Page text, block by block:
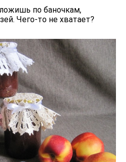
по баночкам,
Чего-то не хватает?